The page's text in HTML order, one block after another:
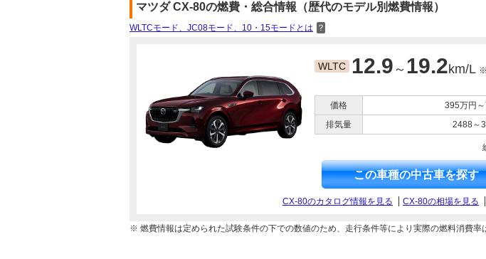
マツダCX-80の燃費・総合情報（歴代のモデル別燃費情報）
WLTCモード、JC08モード、10・15モードとは ？
WLTC 12.9 ～ 19.2km/L
価格
395万円
排気量
2488～
この車種の中古車を探す
CX-80のカタログ情報を見る CX-80の相場を見る
※ 燃費情報は定められた試験条件の下での数値のため、走行条件等により実際の燃料消費率